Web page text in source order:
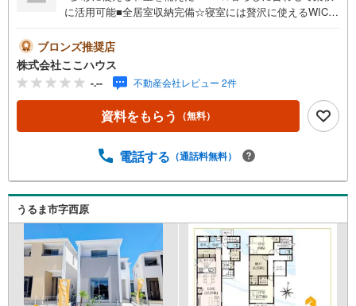
に活用可能■全居室収納完備☆寝室には贅沢に使えるWICを
辺環境や街並みは、現地で見てこそ実感できます♪ 「週末
に少し見てみたい」そんな軽い気持ちでも大丈夫です！ ぜ
ひご連絡ください♪＝＝＝＝＝＝＝＝＝＝＝＝＝＝＝＝＝
＝＝＝＝＝＝＝＝＝＝＝＝＝＝＝＝【営業時間 9:00-20:0
0】定休日:年中無休上記時間はお電話が繋がりやすくなっ
ております。ぜひお気軽にご連絡下さい！現地を見学され
希望の日時をご記入いただけますとスムーズにご案内が可
＝＝＝＝＝＝＝＝＝＝＝こちらの物件は「Yahoo！不動産
成約でPayPayポイント最大20万円相当プレゼント」対象で
す！資料請求または見学予約からご成約でポイントGET！
詳細はキャンペーンページをご確認ください。＝＝＝＝＝
＝＝＝＝＝＝＝＝＝＝＝＝＝＝＝＝＝＝＝＝＝＝＝＝＝＝
＝＝
ブロンズ推奨店
株式会社ここハウス
-.-- 不動産会社レビュー 2件
資料をもらう （無料）
電話する （通話料無料）
うるま市字西原